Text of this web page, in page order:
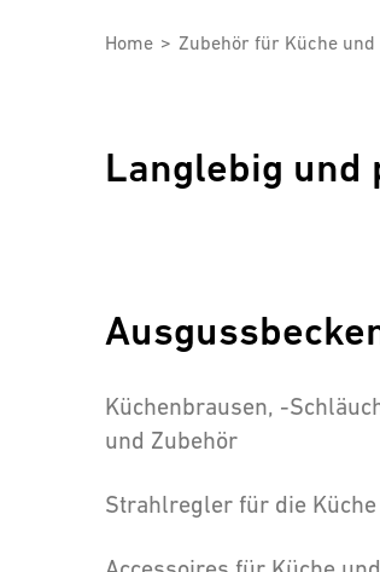
Home Zubehör für Küche und
Langlebig und
Küchenbrausen, -
und Zubehör
Strahlregler für die Küche